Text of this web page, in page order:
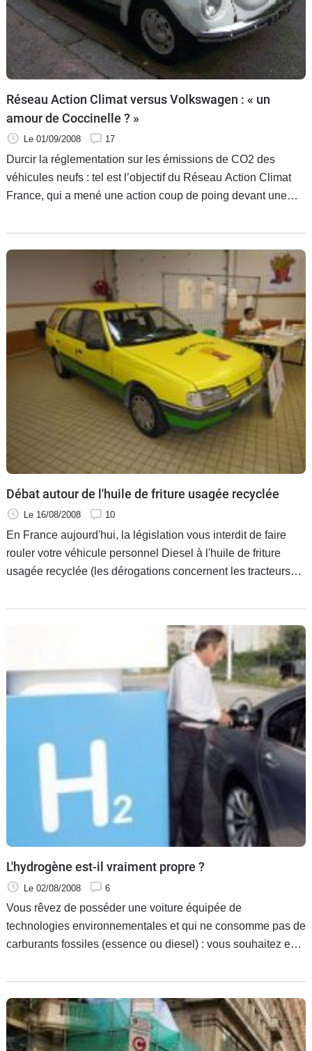
Flottes
Services
Forum
Moto
Marques
Réseau Action Climat versus Volkswagen : « un
amour de Coccinelle ? »
Le 01/09/2008 17
Durcir la réglementation sur les émissions de CO2 des
véhicules neufs : tel est l’objectif du Réseau Action Climat
France, qui a mené une action coup de poing devant une
Débat autour de l'huile de friture usagée recyclée
Le 16/08/2008 10
En France aujourd'hui, la législation vous interdit de faire
rouler votre véhicule personnel Diesel à l'huile de friture
usagée recyclée (les dérogations concernent les tracteurs
L'hydrogène est-il vraiment propre ?
Le 02/08/2008 6
Vous rêvez de posséder une voiture équipée de
technologies environnementales et qui ne consomme pas de
carburants fossiles (essence ou diesel) : vous souhaitez en
La flambée du prix